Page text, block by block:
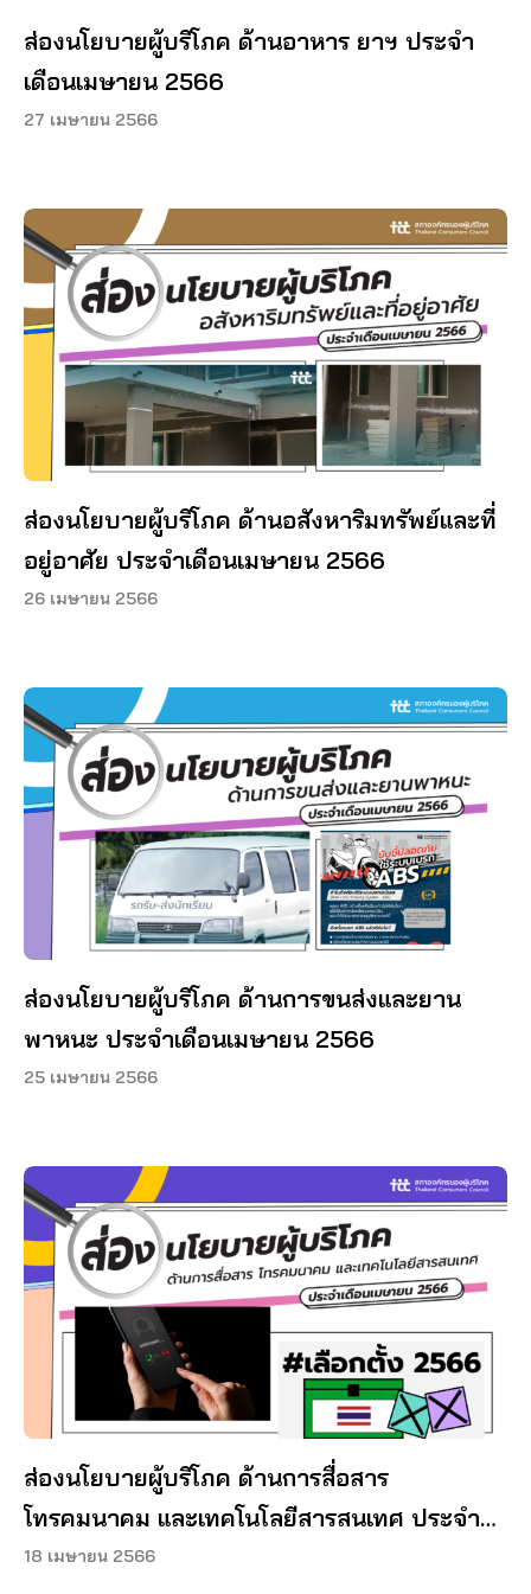
ส่องนโยบายผู้บริโภค ด้านอาหาร ยาฯ ประจำ
เดือนเมษายน 2566
27 เมษายน 2566
ส่องนโยบายผู้บริโภค ด้านอสังหาริมทรัพย์และที่
อยู่อาศัย ประจำเดือนเมษายน 2566
26 เมษายน 2566
ส่องนโยบายผู้บริโภค ด้านการขนส่งและยาน
พาหนะ ประจำเดือนเมษายน 2566
25 เมษายน 2566
ส่องนโยบายผู้บริโภค ด้านการสื่อสาร
โทรคมนาคม และเทคโนโลยีสารสนเทศ ประจำ
เดือนเมษายน 2566
18 เมษายน 2566